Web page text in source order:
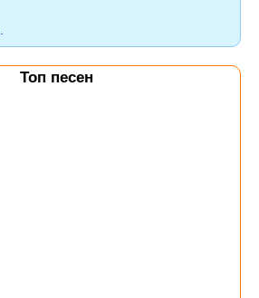
Топ песен